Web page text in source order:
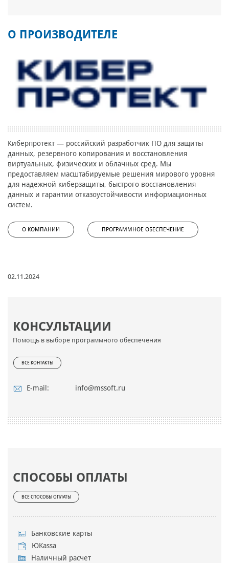
КОНСУЛЬТАЦИИ
Помощь в выборе программного обеспечения
ВСЕ КОНТАКТЫ
E-mail: info@mssoft.ru
СПОСОБЫ ОПЛАТЫ
ВСЕ СПОСОБЫ ОПЛАТЫ
Банковские карты
ЮKassa
Наличный расчет
О ПРОИЗВОДИТЕЛЕ
Киберпротект — российский разработчик ПО для защиты
данных, резервного копирования и восстановления
виртуальных, физических и облачных сред. Мы
предоставляем масштабируемые решения мирового уровня
для надежной киберзащиты, быстрого восстановления
данных и гарантии отказоустойчивости информационных
систем.
О КОМПАНИИ ПРОГРАММНОЕ ОБЕСПЕЧЕНИЕ
02.11.2024